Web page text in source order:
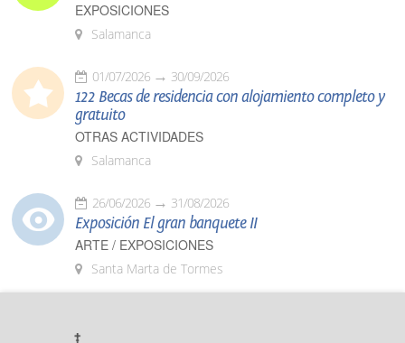
EXPOSICIONES
Salamanca
01/07/2026 30/09/2026
122 Becas de residencia con alojamiento completo y
gratuito
OTRAS ACTIVIDADES
Salamanca
26/06/2026 31/08/2026
Exposición El gran banquete II
ARTE / EXPOSICIONES
Santa Marta de Tormes